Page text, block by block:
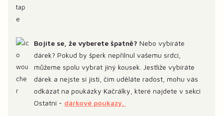
Bojíte se, že vyberete špatně? Nebo vybíráte
dárek? Pokud by šperk nepřilnul vašemu srdci,
můžeme spolu vybrat jiný kousek. Jestliže vybíráte
dárek a nejste si jisti, čím uděláte radost, mohu vás
odkázat na poukázky Kačrálky, které najdete v sekci
Ostatní - dárkové poukazy.